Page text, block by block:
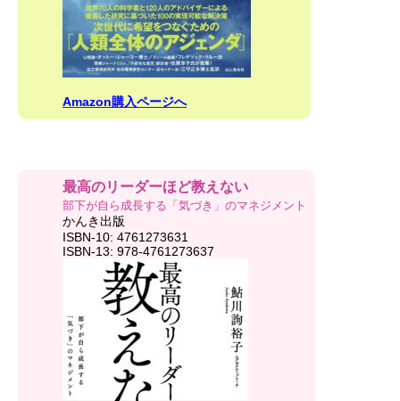
Amazon購入ページへ
最高のリーダーほど教えない
部下が自ら成長する「気づき」のマネジメント
かんき出版
ISBN-10: 4761273631
ISBN-13: 978-4761273637